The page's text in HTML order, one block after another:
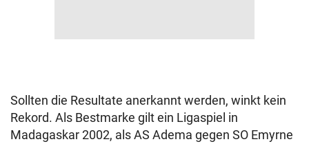
Sollten die Resultate anerkannt werden, winkt kein
Rekord. Als Bestmarke gilt ein Ligaspiel in
Madagaskar 2002, als AS Adema gegen SO Emyrne